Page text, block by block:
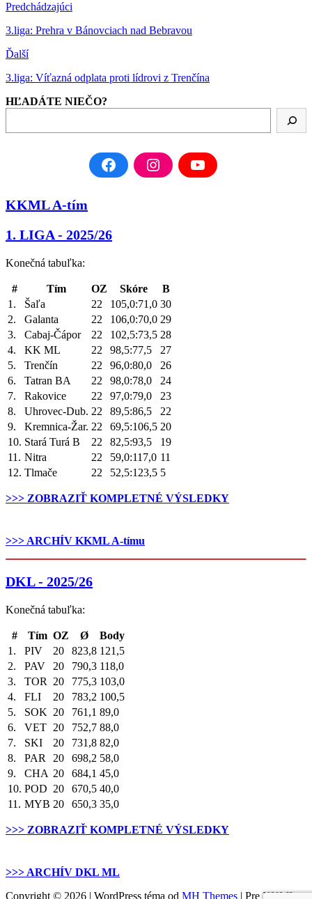
Predchádzajúci
3.liga: Prehra v Bánovciach nad Bebravou
Ďalší
3.liga: Víťazná odplata proti lídrovi z Trenčína
HĽADÁTE NIEČO?
KKML A-tím
1. LIGA - 2025/26
Konečná tabuľka:
# Tím OZ Skóre
B
1.
Šaľa 22 105,0:71,0 30
2.
Galanta 22 106,0:70,0 29
3.
Cabaj-Čápor 22 102,5:73,5 28
4.
KK ML 22 98,5:77,5
27
5.
Trenčín 22 96,0:80,0
26
6.
Tatran BA 22 98,0:78,0
24
7.
Rakovice 22 97,0:79,0
23
8.
Uhrovec-Dub. 22 89,5:86,5
22
9.
Kremnica-Žar. 22 69,5:106,5 20
10. Stará Turá B 22 82,5:93,5
19
11. Nitra 22 59,0:117,0 11
12. Tlmače 22 52,5:123,5 5
>>> ZOBRAZIŤ KOMPLETNÉ VÝSLEDKY
>>> ARCHÍV KKML A-tímu
DKL - 2025/26
Konečná tabuľka:
# Tím OZ Ø
Body
1.
PIV 20 823,8 121,5
2.
PAV 20 790,3 118,0
3.
TOR 20 775,3 103,0
4.
FLI 20 783,2 100,5
5.
SOK 20 761,1 89,0
6.
VET 20 752,7 88,0
7.
SKI 20 731,8 82,0
8.
PAR 20 698,2 58,0
9.
CHA 20 684,1 45,0
10. POD 20 670,5 40,0
11. MYB 20 650,3 35,0
>>> ZOBRAZIŤ KOMPLETNÉ VÝSLEDKY
>>> ARCHÍV DKL ML
Copyright © 2026 | WordPress téma od MH Themes | Pre KKML